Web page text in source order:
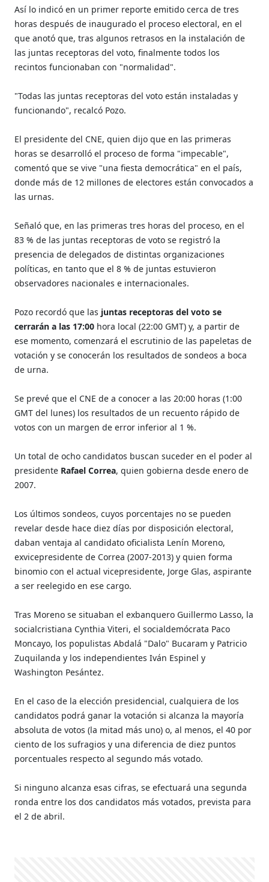
Así lo indicó en un primer reporte emitido cerca de tres
horas después de inaugurado el proceso electoral, en el
que anotó que, tras algunos retrasos en la instalación de
las juntas receptoras del voto, finalmente todos los
recintos funcionaban con "normalidad".
"Todas las juntas receptoras del voto están instaladas y
funcionando", recalcó Pozo.
El presidente del CNE, quien dijo que en las primeras
horas se desarrolló el proceso de forma "impecable",
comentó que se vive "una fiesta democrática" en el país,
donde más de 12 millones de electores están convocados a
las urnas.
Señaló que, en las primeras tres horas del proceso, en el
83 % de las juntas receptoras de voto se registró la
presencia de delegados de distintas organizaciones
políticas, en tanto que el 8 % de juntas estuvieron
observadores nacionales e internacionales.
Pozo recordó que las juntas receptoras del voto se
cerrarán a las 17:00 hora local (22:00 GMT) y, a partir de
ese momento, comenzará el escrutinio de las papeletas de
votación y se conocerán los resultados de sondeos a boca
de urna.
Se prevé que el CNE de a conocer a las 20:00 horas (1:00
GMT del lunes) los resultados de un recuento rápido de
votos con un margen de error inferior al 1 %.
Un total de ocho candidatos buscan suceder en el poder al
presidente Rafael Correa, quien gobierna desde enero de
2007.
Los últimos sondeos, cuyos porcentajes no se pueden
revelar desde hace diez días por disposición electoral,
daban ventaja al candidato oficialista Lenín Moreno,
exvicepresidente de Correa (2007-2013) y quien forma
binomio con el actual vicepresidente, Jorge Glas, aspirante
a ser reelegido en ese cargo.
Tras Moreno se situaban el exbanquero Guillermo Lasso, la
socialcristiana Cynthia Viteri, el socialdemócrata Paco
Moncayo, los populistas Abdalá "Dalo" Bucaram y Patricio
Zuquilanda y los independientes Iván Espinel y
Washington Pesántez.
En el caso de la elección presidencial, cualquiera de los
candidatos podrá ganar la votación si alcanza la mayoría
absoluta de votos (la mitad más uno) o, al menos, el 40 por
ciento de los sufragios y una diferencia de diez puntos
porcentuales respecto al segundo más votado.
Si ninguno alcanza esas cifras, se efectuará una segunda
ronda entre los dos candidatos más votados, prevista para
el 2 de abril.